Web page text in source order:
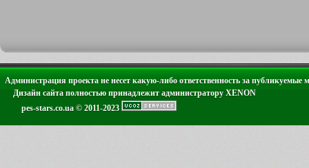
Администрация проекта не несет какую-либо ответственность за публикуемые
Дизайн сайта полностью принадлежит администратору XENON
pes-stars.co.ua © 2011-2023